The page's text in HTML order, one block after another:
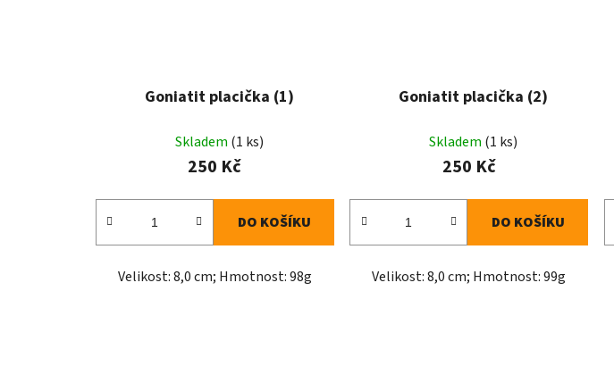
Goniatit placička (1)
Skladem (1 ks)
250 Kč
DO KOŠÍKU
Velikost: 8,0 cm; Hmotnost: 98g
Goniatit placička (2)
Skladem (1 ks)
250 Kč
DO KOŠÍKU
Velikost: 8,0 cm; Hmotnost: 99g